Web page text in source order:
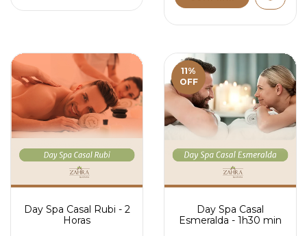
Day Spa Casal Rubi - 2
Horas
11%
OFF
Day Spa Casal
Esmeralda - 1h30 min